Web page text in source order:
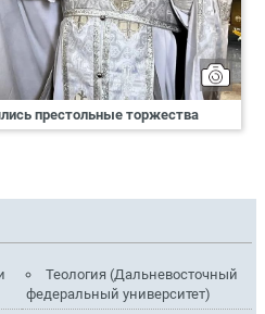
престольные торжества
Теология (Дальневосточный
федеральный университет)